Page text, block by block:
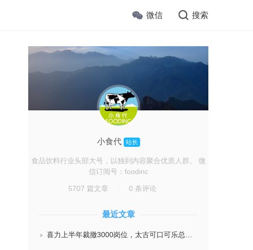
微信 搜索
小食代 站长
食品饮料行业头部大号，以独到内容聚合优质人群。 微
信订阅号：foodinc
5707 篇文章 0 条评论
最近文章
喜力上半年裁撤3000岗位，太古可口可乐总裁说饮料品类增长态势良好，华润饮料下半年要打三场关键战役，帝亚吉欧新帅努力应对白酒市场影响